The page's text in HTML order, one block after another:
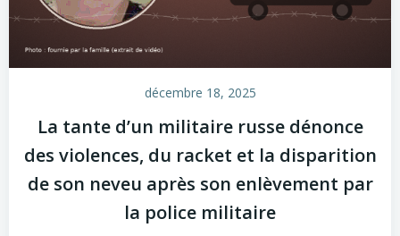
décembre 18, 2025
La tante d’un militaire russe dénonce
des violences, du racket et la disparition
de son neveu après son enlèvement par
la police militaire